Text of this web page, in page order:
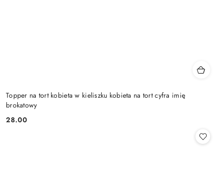
Topper na tort kobieta w kieliszku kobieta na tort cyfra imię
brokatowy
Cena:
28.00